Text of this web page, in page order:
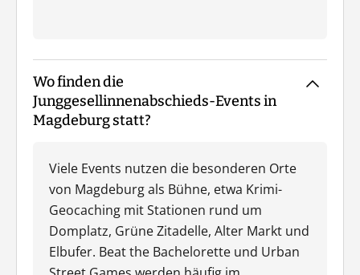
Wo finden die
Junggesellinnenabschieds-Events in
Magdeburg statt?
Viele Events nutzen die besonderen Orte
von Magdeburg als Bühne, etwa Krimi-
Geocaching mit Stationen rund um
Domplatz, Grüne Zitadelle, Alter Markt und
Elbufer. Beat the Bachelorette und Urban